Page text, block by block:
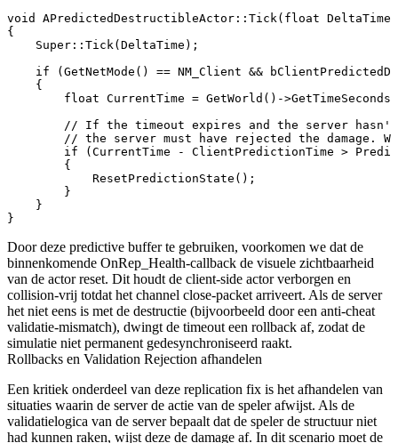
void APredictedDestructibleActor::Tick(float DeltaTime)
{
    Super::Tick(DeltaTime);
if (GetNetMode() == NM_Client &&
    {
float CurrentTime = GetWorld()-
// If the timeout expires and the server
// the server must have rejected the damage.
if (CurrentTime - ClientPredictionTime >
        {
            ResetPredictionState();
        }
    }
Door deze predictive buffer te gebruiken, voorkomen we dat de
binnenkomende OnRep_Health-callback de visuele zichtbaarheid
van de actor reset. Dit houdt de client-side actor verborgen en
collision-vrij totdat het channel close-packet arriveert. Als de server
het niet eens is met de destructie (bijvoorbeeld door een anti-cheat
validatie-mismatch), dwingt de timeout een rollback af, zodat de
simulatie niet permanent gedesynchroniseerd raakt.
Rollbacks en Validation Rejection afhandelen
Een kritiek onderdeel van deze replication fix is het afhandelen van
situaties waarin de server de actie van de speler afwijst. Als de
validatielogica van de server bepaalt dat de speler de structuur niet
had kunnen raken, wijst deze de damage af. In dit scenario moet de